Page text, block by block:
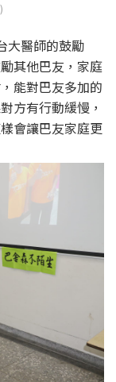
大醫師的鼓勵
其他巴友，家庭
能對巴友多加的
方有行動緩慢，
會讓巴友家庭更